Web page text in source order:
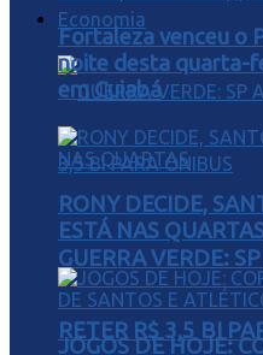
Economia
GUERRA VERDE:
RETER R$ 3,5 BI
Fortaleza venceu o
noite desta quarta-
em Cuiabá
RONY DECIDE,
ESTÁ NAS
JOGOS DE HOJE: